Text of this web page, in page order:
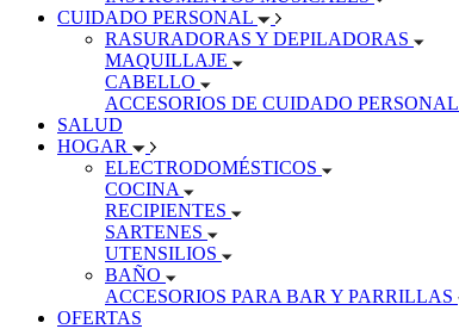
CUIDADO PERSONAL
RASURADORAS Y DEPILADORAS
MAQUILLAJE
CABELLO
ACCESORIOS DE CUIDADO PERSONAL
SALUD
HOGAR
ELECTRODOMÉSTICOS
COCINA
RECIPIENTES
SARTENES
UTENSILIOS
BAÑO
ACCESORIOS PARA BAR Y PARRILLAS
OFERTAS